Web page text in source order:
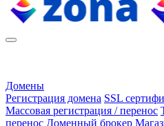
Домены
Регистрация домена SSL
Массовая регистрация / перенос
перенос Доменный брокер